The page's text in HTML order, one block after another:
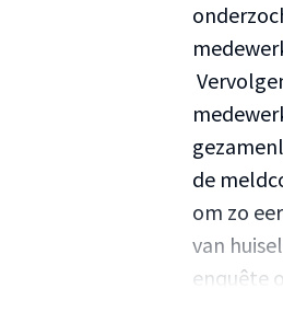
de
om zo
van
enquête